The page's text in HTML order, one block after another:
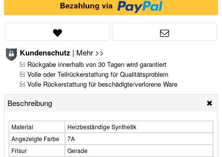
Kundenschutz | Mehr >>
Rückgabe innerhalb von 30 Tagen wird garantiert
Volle oder Teilrückerstattung für Qualitätsproblem
Volle Rückerstattung für beschädigte/verlorene Ware
Beschreibung
Material
Heizbeständige Synthetik
Angezeigte Farbe
7A
Frisur
Gerade